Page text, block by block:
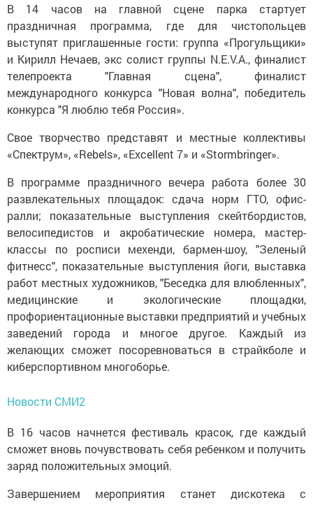
В 14 часов на главной сцене парка стартует
праздничная программа, где для чистопольцев
выступят приглашенные гости: группа «Прогульщики»
и Кирилл Нечаев, экс солист группы N.E.V.A., финалист
телепроекта "Главная сцена", финалист
международного конкурса "Новая волна", победитель
конкурса "Я люблю тебя Россия».
Свое творчество представят и местные коллективы
«Спектрум», «Rebels», «Excellent 7» и «Stormbringer».
В программе праздничного вечера работа более 30
развлекательных площадок: сдача норм ГТО, офис-
ралли; показательные выступления скейтбордистов,
велосипедистов и акробатические номера, мастер-
классы по росписи мехенди, бармен-шоу, "Зеленый
фитнесс", показательные выступления йоги, выставка
работ местных художников, "Беседка для влюбленных",
медицинские и экологические площадки,
профориентационные выставки предприятий и учебных
заведений города и многое другое. Каждый из
желающих сможет посоревноваться в страйкболе и
киберспортивном многоборье.
Новости СМИ2
В 16 часов начнется фестиваль красок, где каждый
сможет вновь почувствовать себя ребенком и получить
заряд положительных эмоций.
Завершением мероприятия станет дискотека с